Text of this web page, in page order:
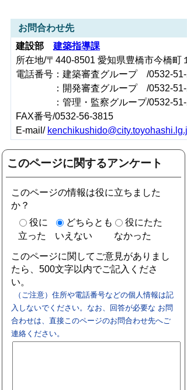
お問合わせ先
建設部 建築指導課
所在地/〒440-8501 愛知県豊橋市今橋町
電話番号：建築審査グループ /0532-51-
：開発審査グループ /0532-51-
：管理・監察グループ/0532-51-
FAX番号/0532-56-3815
E-mail/
このページに関するアンケート
このページの情報は役に立ちました
か？
役に
立った
どちらとも
いえない
役にたた
なかった
このページに関してご意見がありまし
たら、500文字以内でご記入くださ
い。
（ご注意）住所や電話番号などの個人情報は記
入しないでください。なお、回答が必要な お問
合わせは、直接このページのお問合わせ先へご
連絡ください。